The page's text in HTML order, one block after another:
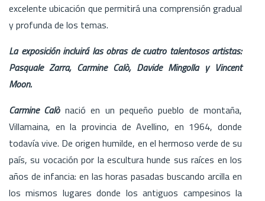
excelente ubicación que permitirá una comprensión gradual
y profunda de los temas.
La exposición incluirá las obras de cuatro talentosos artistas:
Pasquale Zarra, Carmine Calò, Davide Mingolla y Vincent
Moon.
Carmine Calònació en un pequeño pueblo de montaña,
Villamaina, en la provincia de Avellino, en 1964, donde
todavía vive. De origen humilde, en el hermoso verde de su
país, su vocación por la escultura hunde sus raíces en los
años de infancia: en las horas pasadas buscando arcilla en
los mismos lugares donde los antiguos campesinos la